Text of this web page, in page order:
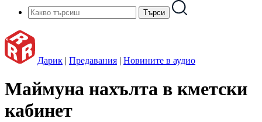
Дарик | Предавания | Новините в аудио
Маймуна нахълта в кметски
кабинет